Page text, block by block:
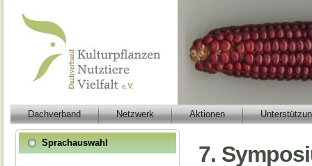
Dachverband Netzwerk Aktionen
Sprachauswahl
7.